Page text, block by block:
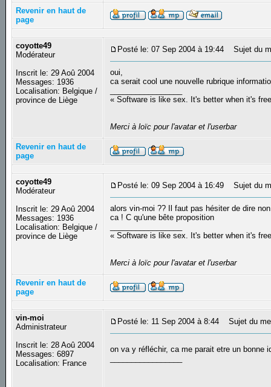
Revenir en haut de
page
coyotte49
Modérateur
Inscrit le: 29 Aoû 2004
Messages: 1936
Localisation: Belgique /
province de Liège
Posté le: 07 Sep 2004 à 19:44 Sujet du
oui,
ca serait cool une nouvelle rubrique
« Software is like sex. It's better when it's
Merci à loïc pour l'avatar et l'userbar
Revenir en haut de
page
coyotte49
Modérateur
Inscrit le: 29 Aoû 2004
Messages: 1936
Localisation: Belgique /
province de Liège
Posté le: 09 Sep 2004 à 16:49 Sujet du
alors vin-moi ?? Il faut pas hésiter de dire
ca ! C qu'une bête proposition
« Software is like sex. It's better when it's
Merci à loïc pour l'avatar et l'userbar
Revenir en haut de
page
vin-moi
Administrateur
Inscrit le: 28 Aoû 2004
Messages: 6897
Localisation: France
Posté le: 11 Sep 2004 à 8:44 Sujet du
on va y réfléchir, ca me parait etre un bonne